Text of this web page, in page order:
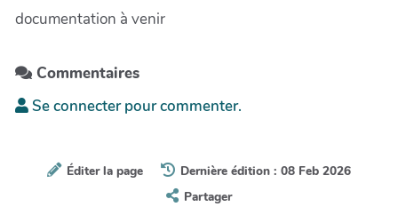
documentation à venir
Commentaires
Se connecter pour commenter.
Éditer la page
Dernière édition : 08 Feb 2026
Partager